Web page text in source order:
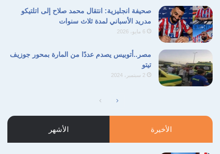
صحيفة انجليزية: انتقال محمد صلاح إلى اتلتيكو
مدريد الأسباني لمدة ثلاث سنوات
6 مايو، 2026
مصر..أتوبيس يصدم عددًا من المارة بمحور جوزيف
تيتو
2 سبتمبر، 2024
الصفحةالصفحة
الأخيرة الأشهر